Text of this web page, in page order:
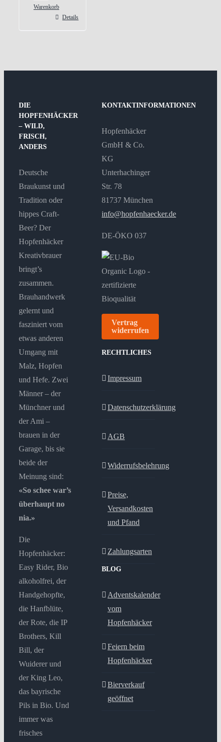
Warenkorb
Details
DIE
HOPFENHÄCKER
– WILD,
FRISCH,
ANDERS
Deutsche
Braukunst und
Tradition oder
hippes Craft-
Beer? Der
Hopfenhäcker
Kreativbrauer
bringt’s
zusammen.
Brauhandwerk
gelernt und
fasziniert vom
etwas anderen
Umgang mit
Malz, Hopfen
und Hefe. Zwei
Männer – der
Münchner und
der Ami –
brauen in der
Garage, bis sie
beide der
Meinung sind:
«So schee war’s
überhaupt no
nia.»
Die
Hopfenhäcker:
Easy Rider, Bio
alkoholfrei, der
Handgehopfte,
die Hanfblüte,
der Rote, die IP
Brothers, Kill
Bill, der
Wuiderer und
der King Leo,
das bayrische
Pils in Bio. Und
immer was
frisches
KONTAKTINFORMATIONEN
Hopfenhäcker
GmbH & Co.
KG
Unterhachinger
Str. 78
81737 München
info@hopfenhaecker.de
DE-ÖKO 037
Vertrag
widerrufen
RECHTLICHES
Impressum
Datenschutzerklärung
AGB
Widerrufsbelehrung
Preise,
Versandkosten
und Pfand
Zahlungsarten
BLOG
Adventskalender
vom
Hopfenhäcker
Feiern beim
Hopfenhäcker
Bierverkauf
geöffnet